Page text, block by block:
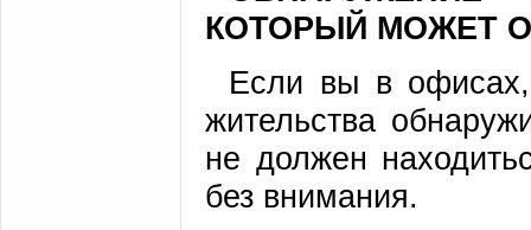
КОТОРЫЙ МОЖЕТ
Если вы в
жительства
не должен
без внимания.